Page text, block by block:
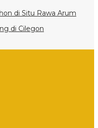
di Situ Rawa Arum
di Cilegon